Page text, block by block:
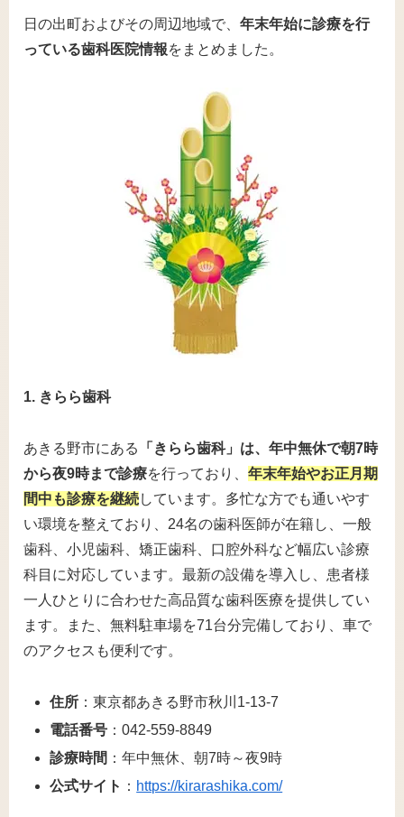
日の出町およびその周辺地域で、 年末年始に診療を行
っている歯科医院情報をまとめました。
1. きらら歯科
あきる野市にある
「きらら歯科」は、年中無休で朝7時
から夜9時まで診療を行っており、 年末年始やお正月期
間中も診療を継続しています。多忙な方でも通いやす
い環境を整えており、24名の歯科医師が在籍し、一般
歯科、小児歯科、矯正歯科、口腔外科など幅広い診療
科目に対応しています。最新の設備を導入し、患者様
一人ひとりに合わせた高品質な歯科医療を提供してい
ます。また、無料駐車場を71台分完備しており、車で
のアクセスも便利です。
住所 ：東京都あきる野市秋川1-13-7
電話番号 ：042-559-8849
診療時間 ：年中無休、朝7時～夜9時
公式サイト ： https://kirarashika.com/